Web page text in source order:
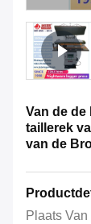
Van de
taillerek
van de
Plaats